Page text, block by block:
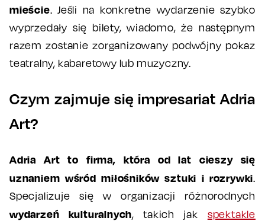
mieście. Jeśli na konkretne wydarzenie szybko
wyprzedały się bilety, wiadomo, że następnym
razem zostanie zorganizowany podwójny pokaz
teatralny, kabaretowy lub muzyczny.
Czym zajmuje się impresariat Adria
Art?
Adria Art to firma, która od lat cieszy się
uznaniem wśród miłośników sztuki i rozrywki.
Specjalizuje się w organizacji różnorodnych
wydarzeń kulturalnych, takich jak spektakle